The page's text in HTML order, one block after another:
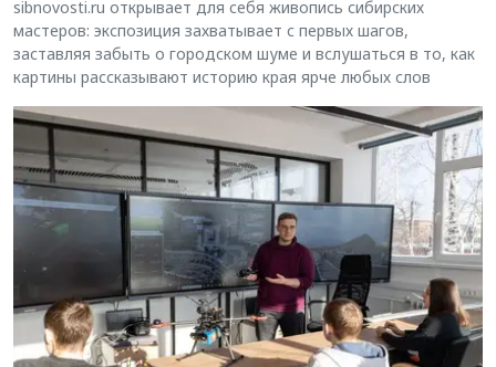
sibnovosti.ru открывает для себя живопись сибирских
мастеров: экспозиция захватывает с первых шагов,
заставляя забыть о городском шуме и вслушаться в то, как
картины рассказывают историю края ярче любых слов